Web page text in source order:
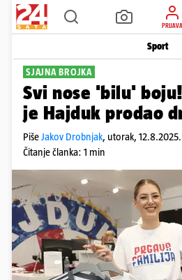
PRIJAVA
Sport
SJAJNA BROJKA
Svi nose 'bilu'
je Hajduk prodao
PišeJakov Drobnjak, utorak,
Čitanje članka: 1 min